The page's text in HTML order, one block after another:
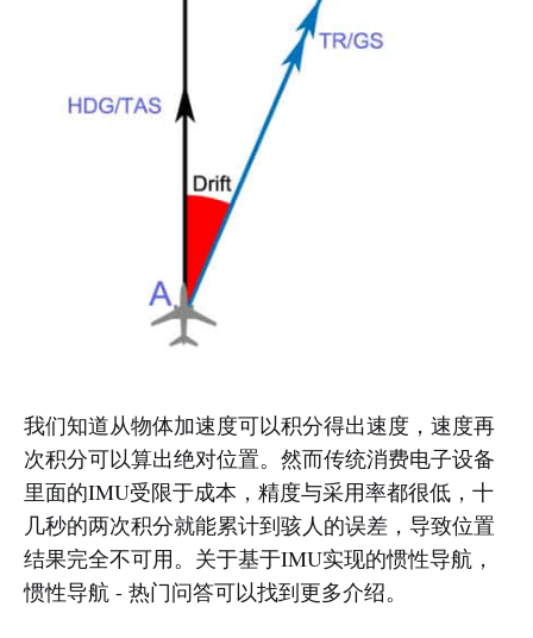
我们知道从物体加速度可以积分得出速度，速度再
次积分可以算出绝对位置。然而传统消费电子设备
里面的IMU受限于成本，精度与采用率都很低，十
几秒的两次积分就能累计到骇人的误差，导致位置
结果完全不可用。关于基于IMU实现的惯性导航，
惯性导航 - 热门问答可以找到更多介绍。